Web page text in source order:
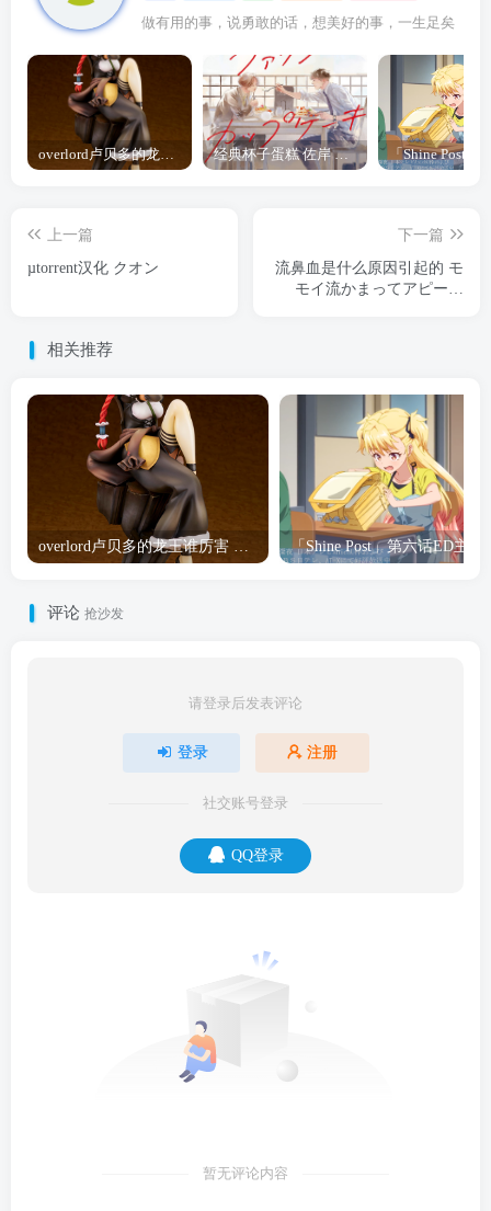
做有用的事，说勇敢的话，想美好的事，一生足矣
overlord卢贝多的龙王谁厉害 「Overlord」露普斯蕾琪娜·贝塔手办开订 经典杯子蛋糕 佐岸 漫画「经典杯子蛋糕」宣布真人日剧化
上一篇
µtorrent汉化 クオン
下一篇
流鼻血是什么原因引起的 モ
モイ流かまってアピール
相关推荐
评论 抢沙发
请登录后发表评论
登录 注册
社交账号登录
QQ登录
暂无评论内容